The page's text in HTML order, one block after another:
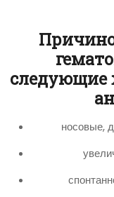
следующие
носовые,